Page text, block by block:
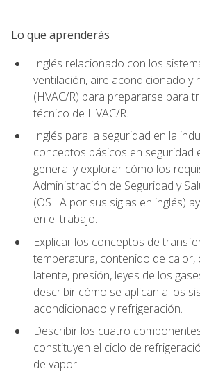
Lo que aprenderás
Inglés relacionado con los
ventilación, aire acondicionado y
(HVAC/R) para prepararse para
técnico de HVAC/R.
Inglés para la seguridad en la
conceptos básicos en seguridad
general y explorar cómo los
Administración de Seguridad y
(OSHA por sus siglas en inglés)
en el trabajo.
Explicar los conceptos de
temperatura, contenido de calor,
latente, presión, leyes de los
describir cómo se aplican a los
acondicionado y refrigeración.
Describir los cuatro
constituyen el ciclo de
de vapor.